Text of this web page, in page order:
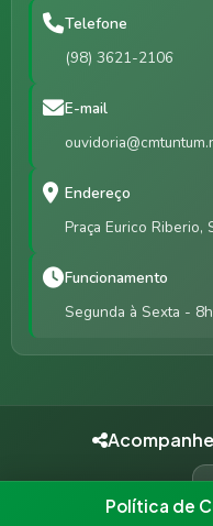
Política de
Telefone
(98) 3621-2106
E-mail
Endereço
Praça Eurico Riberio,
Funcionamento
Segunda à Sexta -